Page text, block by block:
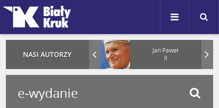
NASI AUTORZY
Nawrocki
Jan Paweł
II